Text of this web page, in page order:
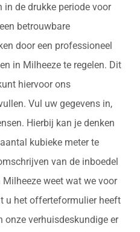
in de drukke periode voor
betrouwbare
door een professioneel
in Milheeze te regelen. Dit
hiervoor ons
Vul uw gegevens in,
Hierbij kan je denken
kubieke meter te
van de inboedel
weet wat we voor
u het offerteformulier heeft
onze verhuisdeskundige er